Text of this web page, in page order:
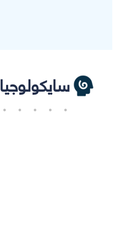
سايكولوجيا